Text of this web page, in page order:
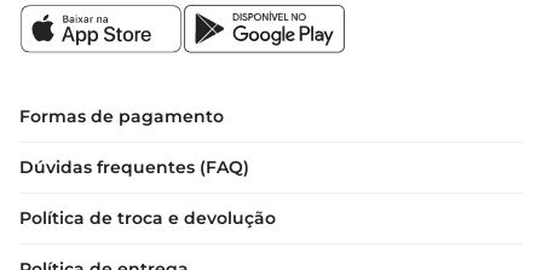
Formas de pagamento
Dúvidas frequentes (FAQ)
Política de troca e devolução